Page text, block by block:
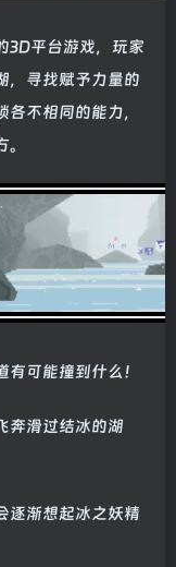
3D平台游戏，玩家
，寻找赋予力量的
不相同的能力，
可能撞到什么！
奔滑过结冰的湖
逐渐想起冰之妖精